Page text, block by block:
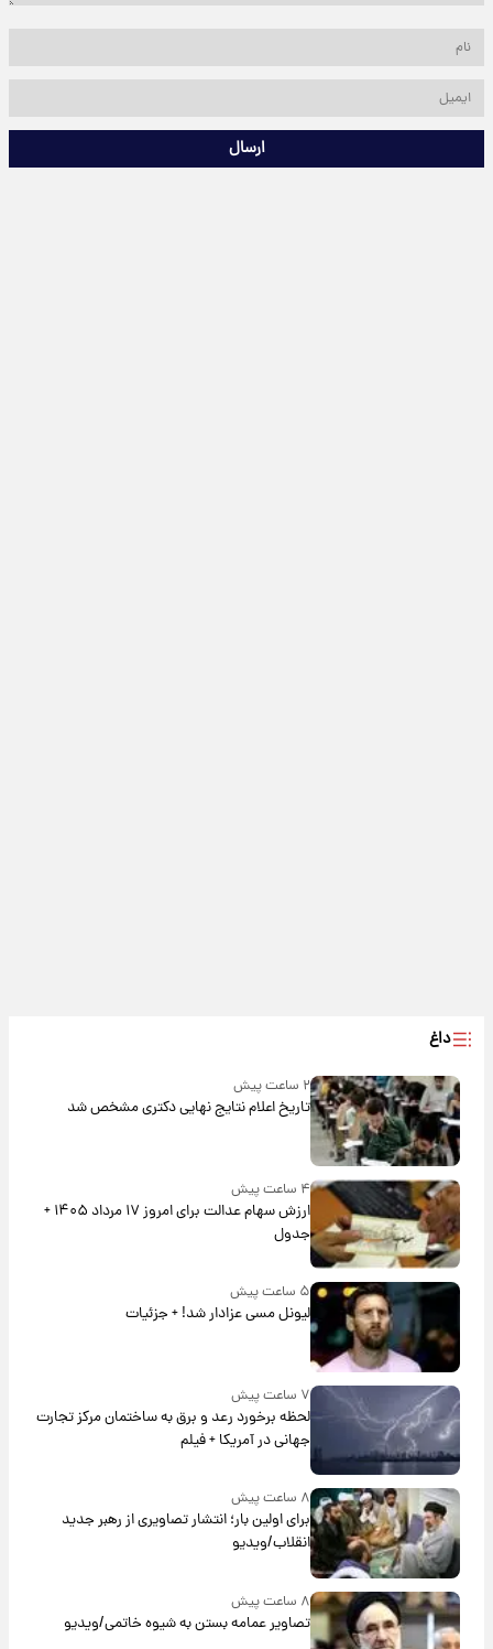
ارسال
داغ
۲ ساعت پیش
تاریخ اعلام نتایج نهایی دکتری مشخص شد
۴ ساعت پیش
ارزش سهام عدالت برای امروز ۱۷ مرداد ۱۴۰۵ +
جدول
۵ ساعت پیش
لیونل مسی عزادار شد! + جزئیات
۷ ساعت پیش
لحظه برخورد رعد و برق به ساختمان مرکز تجارت
جهانی در آمریکا + فیلم
۸ ساعت پیش
برای اولین بار؛ انتشار تصاویری از رهبر جدید
انقلاب/ویدیو
۸ ساعت پیش
تصاویر عمامه بستن به شیوه خاتمی/ویدیو